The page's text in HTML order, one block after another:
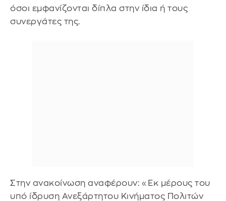
όσοι εμφανίζονται δίπλα στην ίδια ή τους
συνεργάτες της.
Στην ανακοίνωση αναφέρουν: «Εκ μέρους του
υπό ίδρυση Ανεξάρτητου Κινήματος Πολιτών